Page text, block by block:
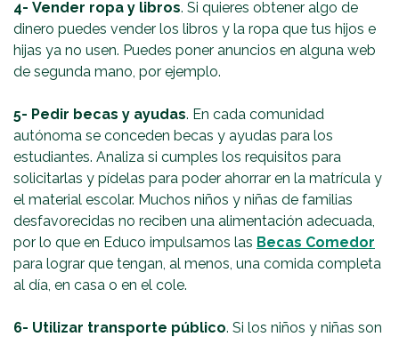
4- Vender ropa y libros. Si quieres obtener algo de
dinero puedes vender los libros y la ropa que tus hijos e
hijas ya no usen. Puedes poner anuncios en alguna web
de segunda mano, por ejemplo.
5- Pedir becas y ayudas. En cada comunidad
autónoma se conceden becas y ayudas para los
estudiantes. Analiza si cumples los requisitos para
solicitarlas y pídelas para poder ahorrar en la matrícula y
el material escolar. Muchos niños y niñas de familias
desfavorecidas no reciben una alimentación adecuada,
por lo que en Educo impulsamos las Becas Comedor
para lograr que tengan, al menos, una comida completa
al día, en casa o en el cole.
6- Utilizar transporte público. Si los niños y niñas son